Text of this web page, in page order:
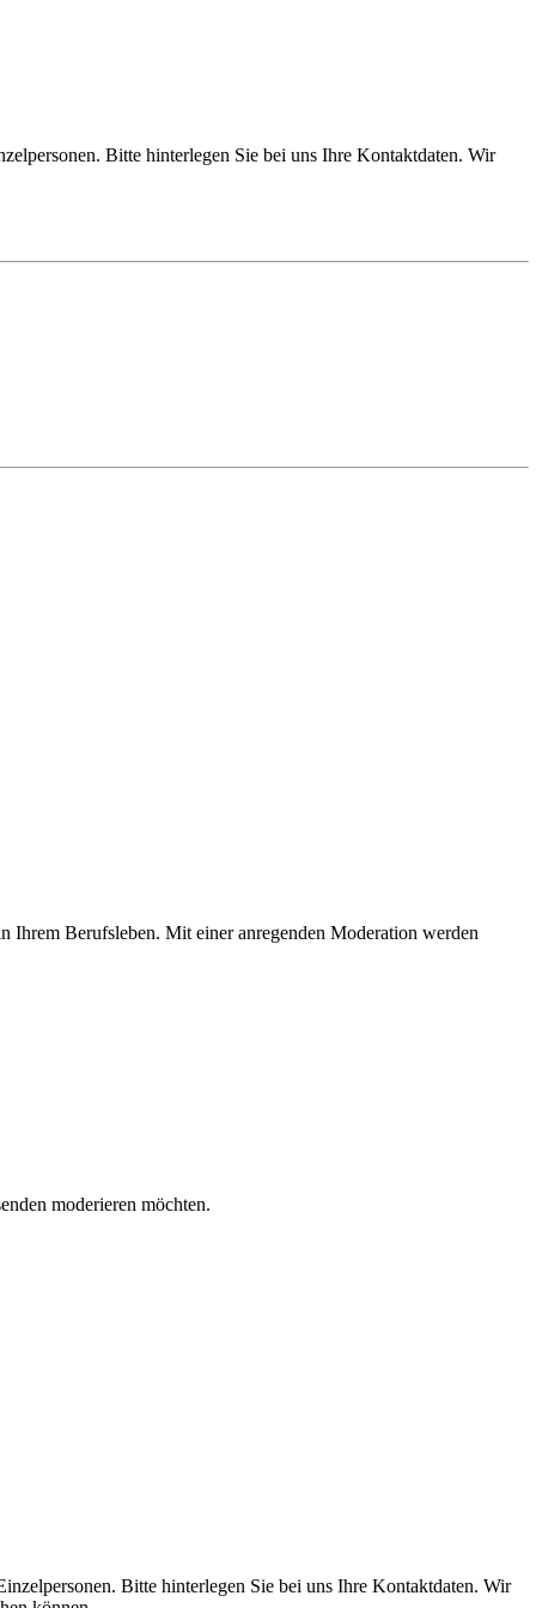
Bitte hinterlegen Sie bei uns Ihre Kontaktdaten. Wir
Ihrem Berufsleben. Mit einer anregenden Moderation werden
moderieren möchten.
Bitte hinterlegen Sie bei uns Ihre Kontaktdaten. Wir